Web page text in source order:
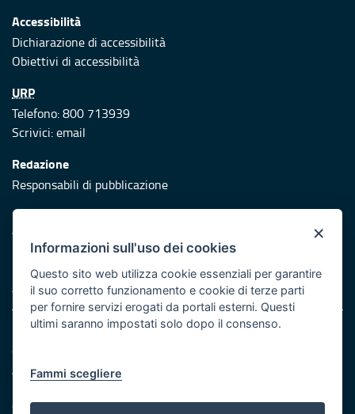
Accessibilità
Dichiarazione di accessibilità
Obiettivi di accessibilità
URP
Telefono: 800 713939
Scrivici:email
Redazione
Responsabili di pubblicazione
Protezione civile
Vai al sito di Protezione Civile Puglia
Iniziativa finanziata con risorse del POR Puglia 2014/2020 -
Asse XI
Note legali
Cookie e privacy
Atti di notifica
Servizi Intranet
×
Informazioni sull'uso dei cookies
Questo sito web utilizza cookie essenziali per garantire
il suo corretto funzionamento e cookie di terze parti
per fornire servizi erogati da portali esterni. Questi
ultimi saranno impostati solo dopo il consenso.
Fammi scegliere